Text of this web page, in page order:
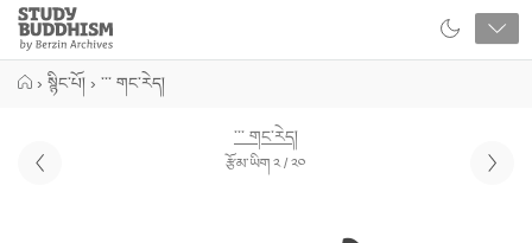
Close
Study
Buddhism
Home
› སྙིང་པོ། › ་་་ གང་རེད།
་་་ གང་རེད།
རྩོམ་ཡིག ༢ / ༢༠